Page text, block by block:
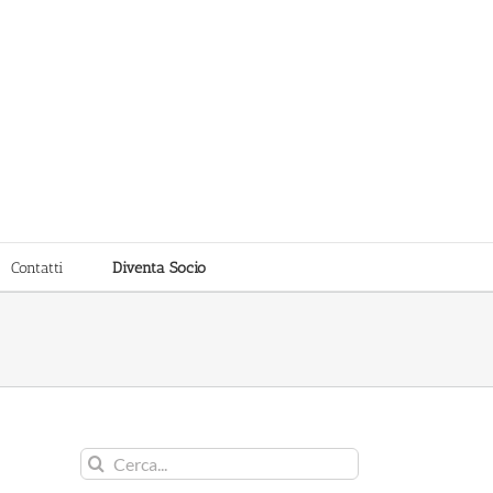
Contatti Diventa Socio
Cerca
per: